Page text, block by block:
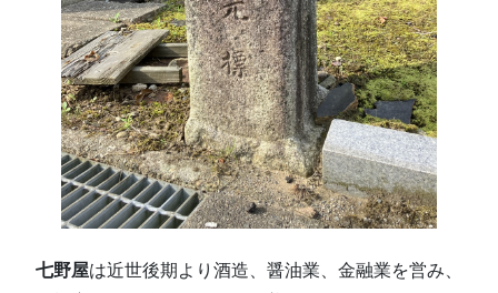
七野屋は近世後期より酒造、醤油業、金融業を営み、